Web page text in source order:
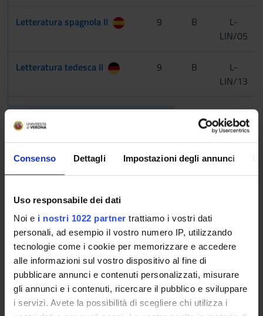
Consenso Dettagli Impostazioni degli annunci
Uso responsabile dei dati
Noi e i nostri 1022 partner trattiamo i vostri dati
personali, ad esempio il vostro numero IP, utilizzando
tecnologie come i cookie per memorizzare e accedere
alle informazioni sul vostro dispositivo al fine di
pubblicare annunci e contenuti personalizzati, misurare
gli annunci e i contenuti, ricercare il pubblico e sviluppare
i servizi. Avete la possibilità di scegliere chi utilizza i
Letteratura spagnola II 9 B
L-
LIN/05
Letteratura tedesca II 9 B
L-
LIN/13
Letteratura francese II
9 B
L-
LIN/03
Letteratura russa II 9 B
L-
LIN/21
Letteratura spagnola II 9 B
L-
LIN/05